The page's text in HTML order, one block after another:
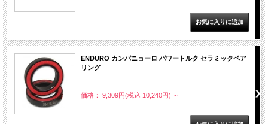
ENDURO カンパニョーロ パワートルク セラミックベア
リング
価格： 9,309円(税込 10,240円) ～